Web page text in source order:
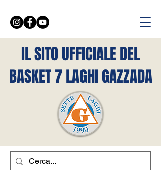
IL SITO UFFICIALE DEL
BASKET 7 LAGHI GAZZADA